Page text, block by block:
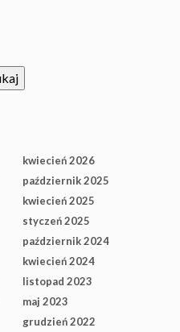
kwiecień 2026
październik 2025
kwiecień 2025
styczeń 2025
październik 2024
kwiecień 2024
listopad 2023
maj 2023
grudzień 2022